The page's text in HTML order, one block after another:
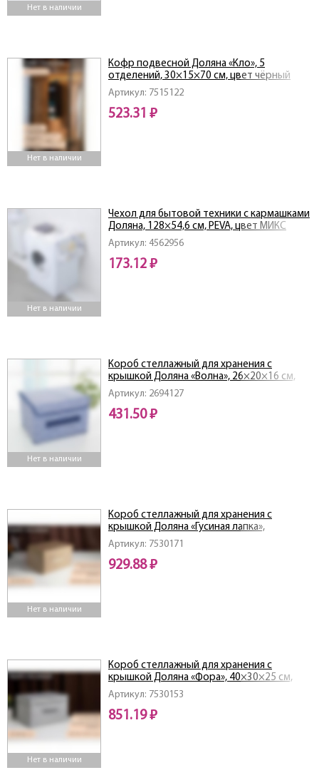
Нет в наличии
Нет в наличии
Артикул: 7515122
Кофр подвесной Доляна «Кло», 5
отделений, 30×15×70 см, цвет чёрный
523.31 ₽
Нет в наличии
Артикул: 4562956
Чехол для бытовой техники с кармашками
Доляна, 128×54,6 см, PEVA, цвет МИКС
173.12 ₽
Нет в наличии
Артикул: 2694127
Короб стеллажный для хранения с
крышкой Доляна «Волна», 26×20×16 см,
цвет синий
431.50 ₽
Нет в наличии
Артикул: 7530171
Короб стеллажный для хранения с
крышкой Доляна «Гусиная лапка»,
40×30×25 см, цвет бежевый
929.88 ₽
Нет в наличии
Артикул: 7530153
Короб стеллажный для хранения с
крышкой Доляна «Фора», 40×30×25 см,
цвет серый
851.19 ₽